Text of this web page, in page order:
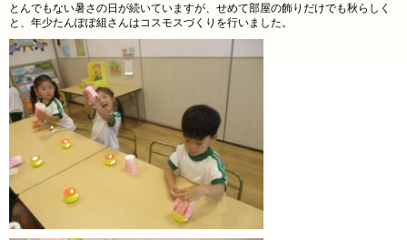
とんでもない暑さの日が続いていますが、せめて部屋の飾りだけでも秋らしく
と、年少たんぽぽ組さんはコスモスづくりを行いました。